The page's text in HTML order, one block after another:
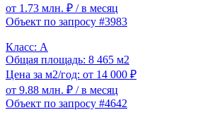
от 1.73 млн. ₽ / в месяц
Объект по запросу #3983
Класс: A
Общая площадь: 8 465 м2
Цена за м2/год: от 14 000 ₽
от 9.88 млн. ₽ / в месяц
Объект по запросу #4642